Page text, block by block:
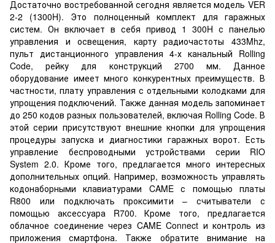
Достаточно востребованной сегодня является модель VER
2-2 (1300H). Это полноценный комплект для гаражных
систем. Он включает в себя привод 1 300H с панелью
управления и освещения, карту радиочастоты 433Mhz,
пульт дистанционного управления 4-х канальный Rolling
Code, рейку для конструкций 2700 мм. Данное
оборудование имеет много конкурентных преимуществ. В
частности, плату управления с отдельными колодками для
упрощения подключений. Также данная модель запоминает
до 250 кодов разных пользователей, включая Rolling Code. В
этой серии присутствуют внешние кнопки для упрощения
процедуры запуска и диагностики гаражных ворот. Есть
управление беспроводными устройствами серии RIO
System 2.0. Кроме того, предлагается много интересных
дополнительных опций. Например, возможность управлять
кодонаборными клавиатурами CAME с помощью платы
R800 или подключать проксимити – считыватели с
помощью аксессуара R700. Кроме того, предлагается
облачное соединение через CAME Connect и контроль из
приложения смартфона. Также обратите внимание на